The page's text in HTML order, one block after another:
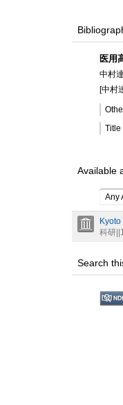
医用
中村
[中村
Title
Available
Any
科研
Search